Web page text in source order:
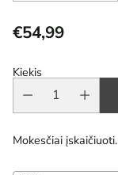
Reguliari
kaina
€54,99
Kiekis
Mokesčiai įskaičiuoti.